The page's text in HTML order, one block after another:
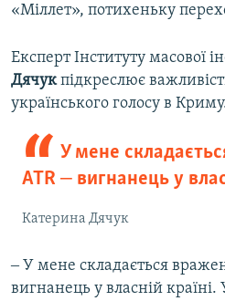
«Міллет», потихеньку
Експерт Інституту масової
Дячукпідкреслює
українського голосу в
У мене
ATR ‒ вигнанець у
Катерина Дячук
‒ У мене складається
вигнанець у власній країні.